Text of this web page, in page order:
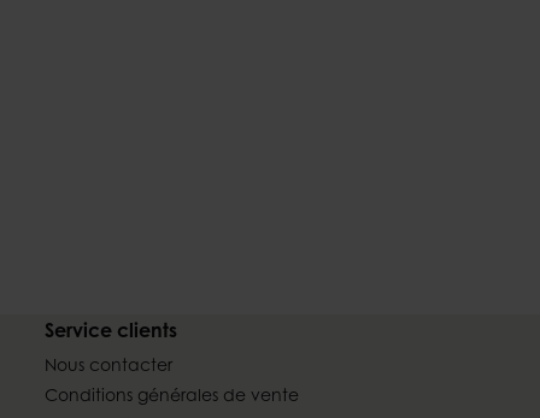
Service clients
Nous contacter
Conditions générales de vente